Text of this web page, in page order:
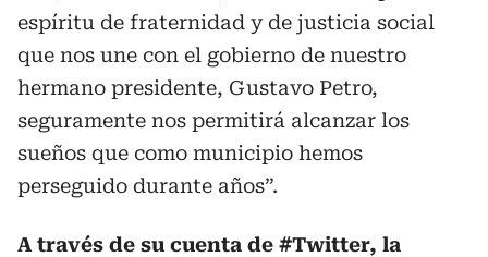
espíritu de fraternidad y de justicia social
que nos une con el gobierno de nuestro
hermano presidente, Gustavo Petro,
seguramente nos permitirá alcanzar los
sueños que como municipio hemos
perseguido durante años”.
A través de su cuenta de #Twitter, la